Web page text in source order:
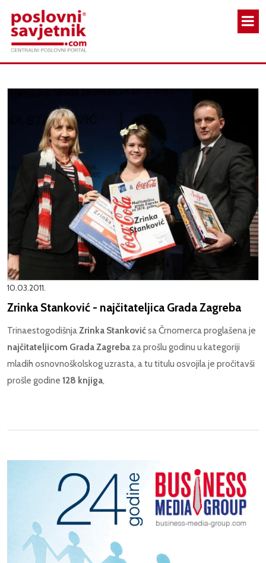
10.03.2011.
Zrinka Stanković - najčitateljica Grada Zagreba
TrinaestogodišnjaZrinka Stankovićsa Črnomerca proglašena je
najčitateljicom Grada Zagreba za prošlu godinu u kategoriji
mladih osnovnoškolskog uzrasta, a tu titulu osvojila je pročitavši
prošle godine 128 knjiga,